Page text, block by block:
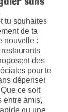
tu souhaites
de ta
nouvelle :
des
pour te
dépenser
ce soit
entre amis,
ou une